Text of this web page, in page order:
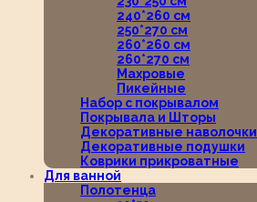
240*260 см
250*270 см
260*260 см
260*270 см
Махровые
Пикейные
Набор с покрывалом
Покрывала и Шторы
Декоративные наволочки
Декоративные подушки
Коврики прикроватные
Для ванной
Полотенца